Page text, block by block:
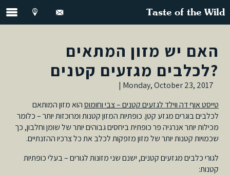
Taste of the Wild
האם יש מזון המתאים
לכלבים מגזעים קטנים?
Monday, October 23, 2017 |
טייסט אוף דה ווילד לגזעים קטנים – צבי וחומוסהוא מזון המותאם
לכלבים בוגרים מגזע קטן. כופתיות המזון קטנות ומרוכזות יותר – כלומר
מכילות יותר אנרגיה פר כופתית ביחסים גבוהים יותר של שומן וחלבון, כך
שכמויות קטנות יותר של מזון מזפקות לכלב את כל צרכיו ההזנתיים.
לגורי כלבים מגזעים קטנים, ישנם שני מזונות לגורים – בעלי כופתיות
קטנות: